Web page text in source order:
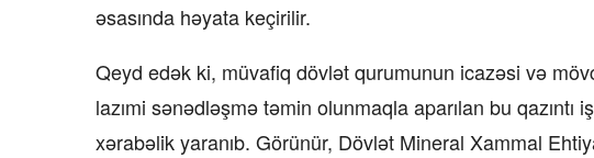
əsasında həyata keçirilir.
Qeyd edək ki, müvafiq dövlət qurumunun icazəsi və
lazımi sənədləşmə təmin olunmaqla aparılan bu
xərabəlik yaranıb. Görünür, Dövlət Mineral Xammal